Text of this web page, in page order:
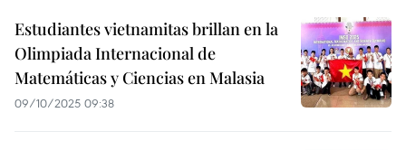
Estudiantes vietnamitas brillan en la
Olimpiada Internacional de
Matemáticas y Ciencias en Malasia
09/10/2025 09:38